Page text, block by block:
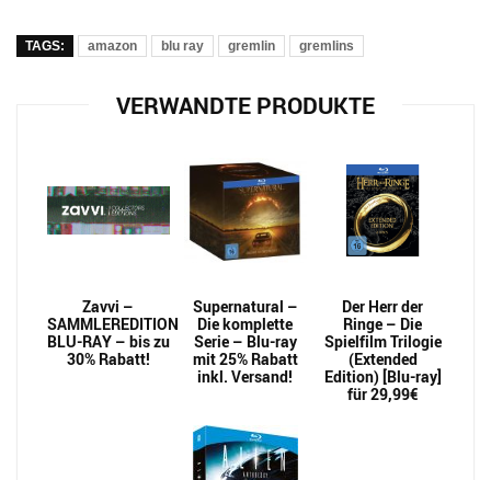
TAGS: amazon blu ray gremlin gremlins
VERWANDTE PRODUKTE
Zavvi –
SAMMLEREDITION
BLU-RAY – bis zu
30% Rabatt!
Supernatural –
Die komplette
Serie – Blu-ray
mit 25% Rabatt
inkl. Versand!
Der Herr der
Ringe – Die
Spielfilm Trilogie
(Extended
Edition) [Blu-ray]
für 29,99€